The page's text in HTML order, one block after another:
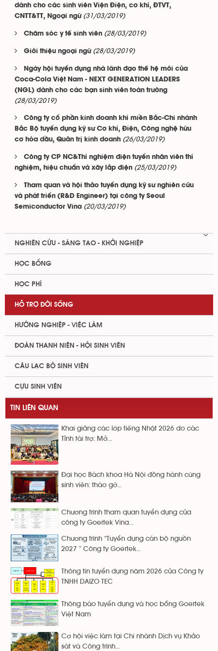
dành cho các sinh viên Viện Điện, cơ khí, ĐTVT,
CNTT&TT, Ngoại ngữ (31/03/2019)
Chăm sóc y tế sinh viên (28/03/2019)
Giới thiệu ngoại ngữ (28/03/2019)
Ngày hội tuyển dụng nhà lãnh đạo thế hệ mới của
Coca-Cola Việt Nam - NEXT GENERATION LEADERS
(NGL) dành cho các bạn sinh viên toàn trường
(28/03/2019)
Công ty cổ phần kinh doanh khí miền Bắc-Chi nhánh
Bắc Bộ tuyển dụng kỹ sư Cơ khí, Điện, Công nghệ hữu
cơ hóa dầu, Quản trị kinh doanh (26/03/2019)
Công ty CP NC&Thí nghiệm điện tuyển nhân viên thí
nghiệm, hiệu chuẩn và xây lắp điện (25/03/2019)
Tham quan và hội thảo tuyển dụng kỹ sư nghiên cứu
và phát triển (R&D Engineer) tại công ty Seoul
Semiconductor Vina (20/03/2019)
NGHIÊN CỨU - SÁNG TẠO - KHỞI NGHIỆP
HỌC BỔNG
HỌC PHÍ
HỖ TRỢ ĐỜI SỐNG
HƯỚNG NGHIỆP - VIỆC LÀM
ĐOÀN THANH NIÊN - HỘI SINH VIÊN
CÂU LẠC BỘ SINH VIÊN
CỰU SINH VIÊN
TIN LIÊN QUAN
Khai giảng các lớp tiếng Nhật 2026 do các
Tỉnh tài trợ: Mở...
Đại học Bách khoa Hà Nội đồng hành cùng
sinh viên: tháo gỡ...
Chương trình tham quan tuyển dụng của
công ty Goertek Vina...
Chương trình “Tuyển dụng cán bộ nguồn
2027 ” Công ty Goertek...
Thông tin tuyển dụng năm 2026 của Công ty
TNHH DAIZO TEC
Thông báo tuyển dụng và học bổng Goertek
Việt Nam
Cơ hội việc làm tại Chi nhánh Dịch vụ Khảo
sát và Công trình...